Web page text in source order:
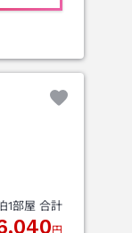
1部屋 合計
円